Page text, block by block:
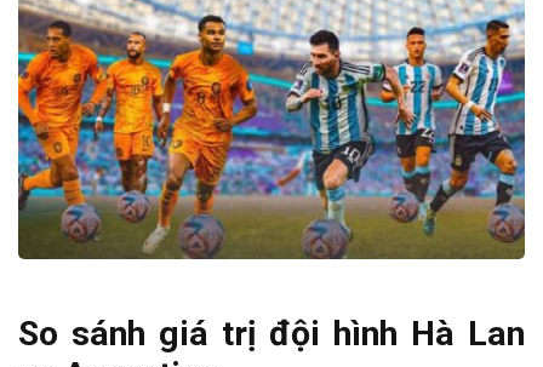
So sánh giá trị đội hình Hà Lan